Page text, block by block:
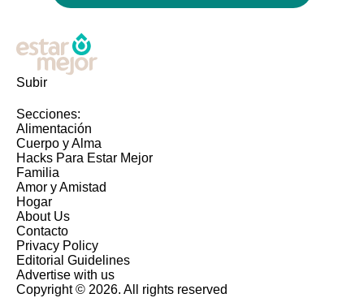
Subir
Secciones:
Alimentación
Cuerpo y Alma
Hacks Para Estar Mejor
Familia
Amor y Amistad
Hogar
About Us
Contacto
Privacy Policy
Editorial Guidelines
Advertise with us
Copyright © 2026. All rights reserved